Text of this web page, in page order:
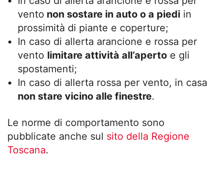
vento non sostare in auto o a piedi in
prossimità di piante e coperture;
In caso di allerta arancione e rossa per
vento limitare attività all’aperto e gli
spostamenti;
In caso di allerta rossa per vento, in casa
non stare vicino alle finestre.
Le norme di comportamento sono
pubblicate anche sul sito della Regione
Toscana.